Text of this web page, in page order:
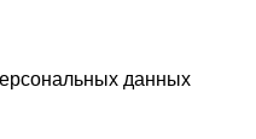
данных